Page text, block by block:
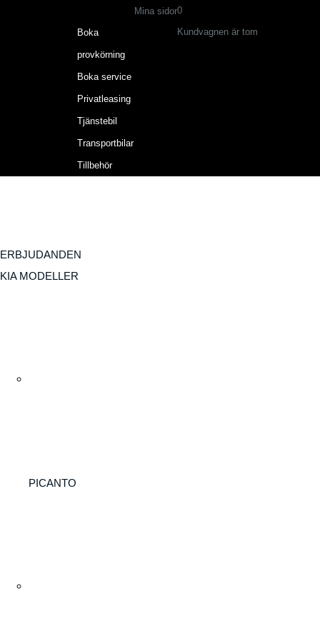
Boka
provkörning
Boka service
Privatleasing
Tjänstebil
Transportbilar
Tillbehör
Mina sidor0
Kundvagnen är tom
ERBJUDANDEN
KIA MODELLER
PICANTO